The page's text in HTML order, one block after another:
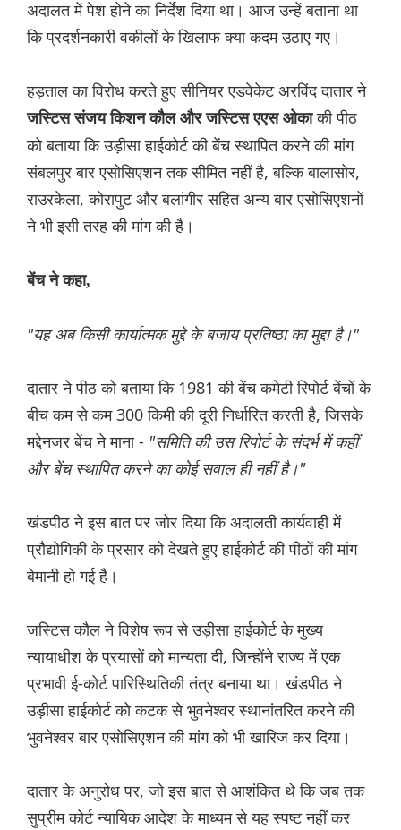
अदालत में पेश होने का निर्देश दिया था। आज उन्हें बताना था
कि प्रदर्शनकारी वकीलों के खिलाफ क्या कदम उठाए गए।
हड़ताल का विरोध करते हुए सीनियर एडवेकेट अरविंद दातार ने
जस्टिस संजय किशन कौल और जस्टिस एएस ओकाकी पीठ
को बताया कि उड़ीसा हाईकोर्ट की बेंच स्थापित करने की मांग
संबलपुर बार एसोसिएशन तक सीमित नहीं है, बल्कि बालासोर,
राउरकेला, कोरापुट और बलांगीर सहित अन्य बार एसोसिएशनों
ने भी इसी तरह की मांग की है।
बेंच ने कहा,
"यह अब किसी कार्यात्मक मुद्दे के बजाय प्रतिष्ठा का मुद्दा है।"
दातार ने पीठ को बताया कि 1981 की बेंच कमेटी रिपोर्ट बेंचों के
बीच कम से कम 300 किमी की दूरी निर्धारित करती है, जिसके
मद्देनजर बेंच ने माना - "समिति की उस रिपोर्ट के संदर्भ में कहीं
और बेंच स्थापित करने का कोई सवाल ही नहीं है।"
खंडपीठ ने इस बात पर जोर दिया कि अदालती कार्यवाही में
प्रौद्योगिकी के प्रसार को देखते हुए हाईकोर्ट की पीठों की मांग
बेमानी हो गई है।
जस्टिस कौल ने विशेष रूप से उड़ीसा हाईकोर्ट के मुख्य
न्यायाधीश के प्रयासों को मान्यता दी, जिन्होंने राज्य में एक
प्रभावी ई-कोर्ट पारिस्थितिकी तंत्र बनाया था। खंडपीठ ने
उड़ीसा हाईकोर्ट को कटक से भुवनेश्वर स्थानांतरित करने की
भुवनेश्वर बार एसोसिएशन की मांग को भी खारिज कर दिया।
दातार के अनुरोध पर, जो इस बात से आशंकित थे कि जब तक
सुप्रीम कोर्ट न्यायिक आदेश के माध्यम से यह स्पष्ट नहीं कर